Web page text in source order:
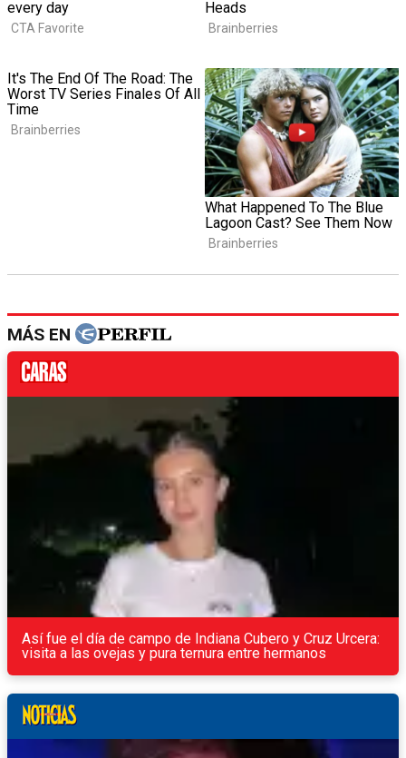
MÁS EN
Así fue el día de campo de Indiana Cubero y Cruz Urcera:
visita a las ovejas y pura ternura entre hermanos